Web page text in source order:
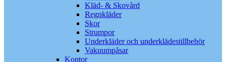
Kläd- & Skovård
Regnkläder
Skor
Strumpor
Underkläder och underklädestillbehör
Vakuumpåsar
Kontor